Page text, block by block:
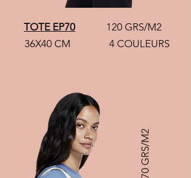
TOTE EP70
36X40 CM
120 GRS/M2
4 COULEURS
170 GRS/M2